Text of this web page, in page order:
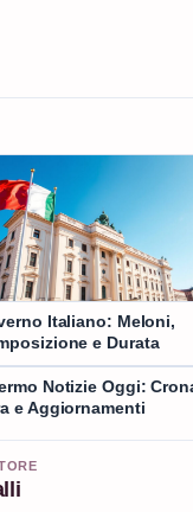
Italiano: Meloni,
e Durata
Notizie Oggi:
e Aggiornamenti